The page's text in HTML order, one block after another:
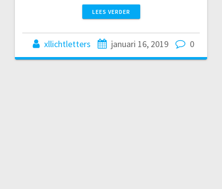
LEES VERDER
xllichtletters januari 16, 2019 0